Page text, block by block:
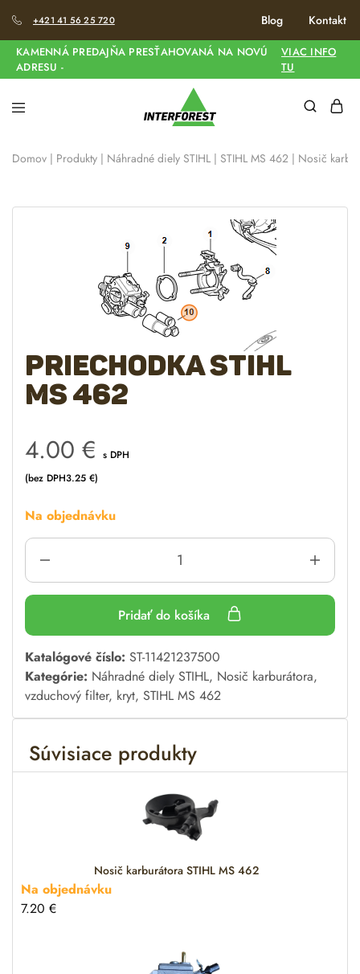
+421 41 56 25 720 Blog Kontakt
KAMENNÁ PREDAJŇA PRESŤAHOVANÁ NA NOVÚ
ADRESU -
VIAC INFO
TU
Domov | Produkty | Náhradné diely STIHL | STIHL MS 462 | Nosič
Priechodka Stihl
MS 462
4.00 € s DPH
(bez DPH3.25 €)
Na objednávku
Pridať do košíka
A
l
t
e
n
a
Katalógové číslo: ST-11421237500
Kategórie: Náhradné diely STIHL, Nosič karburátora,
vzduchový filter, kryt, STIHL MS 462
Súvisiace produkty
Nosič karburátora STIHL MS 462
Na objednávku
7.20 €